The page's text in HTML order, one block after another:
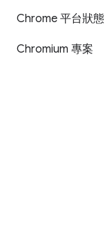
Chrome 平台狀態
Chromium 專案